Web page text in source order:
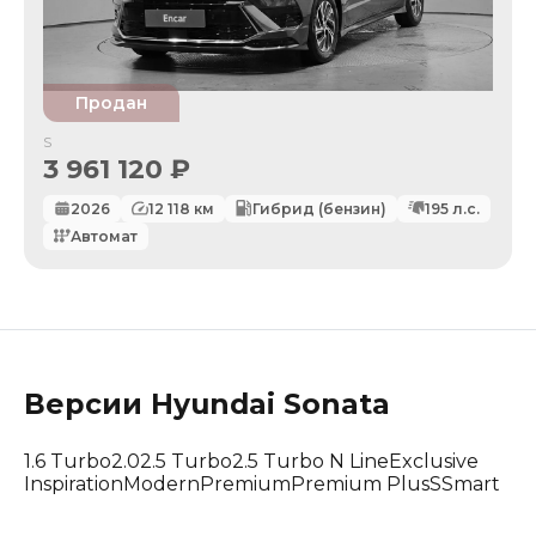
Продан
S
3 961 120 ₽
2026 12 118 км Гибрид (бензин) 195 л.с.
Автомат
Версии Hyundai Sonata
1.6 Turbo2.02.5 Turbo2.5 Turbo N LineExclusive
InspirationModernPremiumPremium PlusSSmart